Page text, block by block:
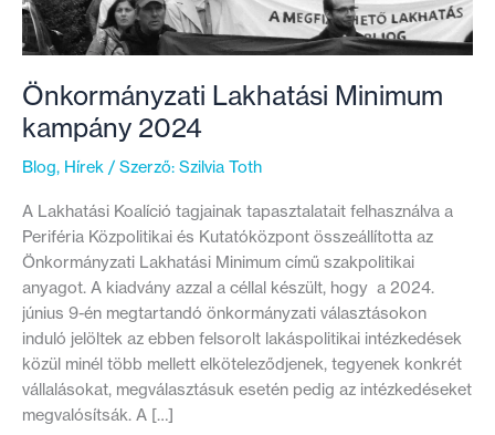
Önkormányzati Lakhatási Minimum
kampány 2024
Blog, Hírek / Szerző: Szilvia Toth
A Lakhatási Koalíció tagjainak tapasztalatait felhasználva a
Periféria Közpolitikai és Kutatóközpont összeállította az
Önkormányzati Lakhatási Minimum című szakpolitikai
anyagot. A kiadvány azzal a céllal készült, hogy a 2024.
június 9-én megtartandó önkormányzati választásokon
induló jelöltek az ebben felsorolt lakáspolitikai intézkedések
közül minél több mellett elköteleződjenek, tegyenek konkrét
vállalásokat, megválasztásuk esetén pedig az intézkedéseket
megvalósítsák. A […]